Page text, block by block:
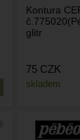
Kontura
glitr
skladem
75 CZK